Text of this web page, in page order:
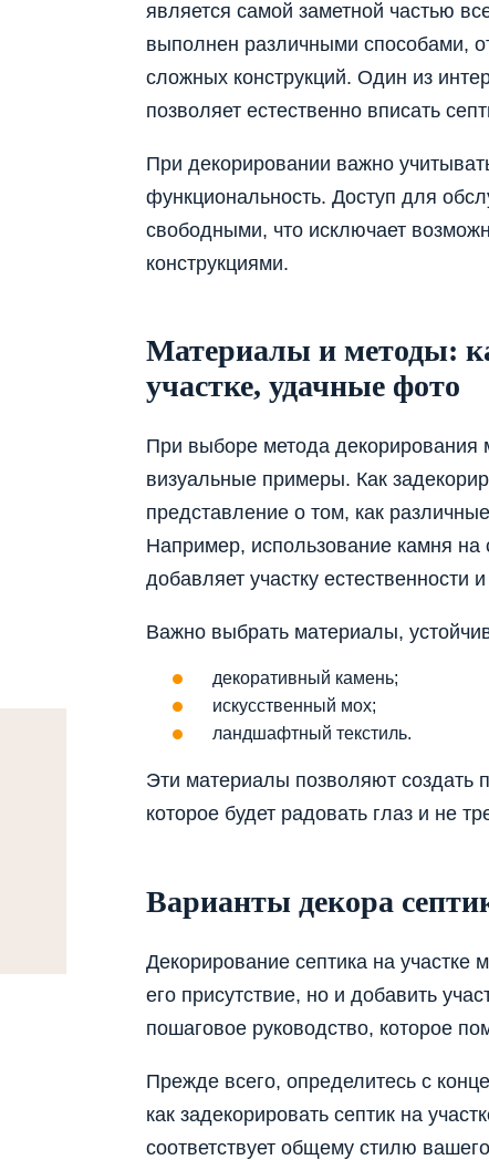
является самой заметной частью
выполнен различными способами,
сложных конструкций. Один из
позволяет естественно вписать
При декорировании важно
функциональность. Доступ для
свободными, что исключает
конструкциями.
Материалы и методы:
участке, удачные фото
При выборе метода декорирования
визуальные примеры. Как
представление о том, как
Например, использование камня на
добавляет участку естественности
Важно выбрать материалы,
декоративный камень;
искусственный мох;
ландшафтный текстиль.
Эти материалы позволяют создать
которое будет радовать глаз и не
Варианты декора
Декорирование септика на участке
его присутствие, но и добавить
пошаговое руководство, которое
Прежде всего, определитесь с
как задекорировать септик на
соответствует общему стилю